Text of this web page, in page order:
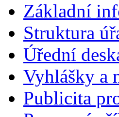
Základní
Struktura
Úřední
Vyhlášky a
Publicita